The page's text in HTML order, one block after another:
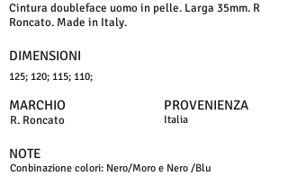
Cintura doubleface uomo in pelle. Larga 35mm. R
Roncato. Made in Italy.
DIMENSIONI
125; 120; 115; 110;
MARCHIO
R. Roncato
PROVENIENZA
Italia
NOTE
Conbinazione colori: Nero/Moro e Nero /Blu